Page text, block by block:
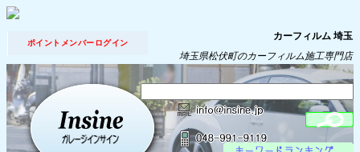
ポイントメンバーログイン
カーフィルム 埼玉
埼玉県松伏町のカーフィルム施工専門店